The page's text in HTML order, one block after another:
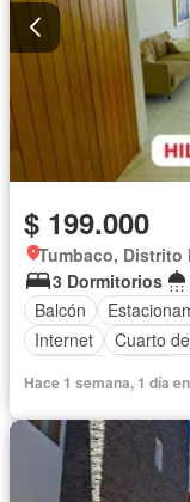
$ 199.000
Tumbaco,
3 Dormitorios
Balcón
Internet
Cuarto
Hace 1 semana, 1 día